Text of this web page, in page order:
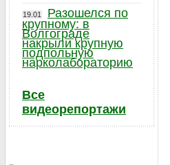
19.01
Разошелся по
крупному: в
Волгограде
накрыли крупную
подпольную
нарколабораторию
Все
видеорепортажи